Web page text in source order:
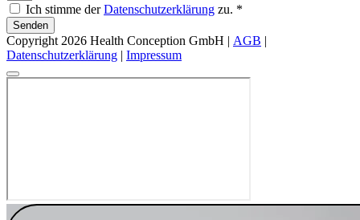
Ich stimme derDatenschutzerklärung zu. *
Senden
Copyright 2026 Health Conception GmbH | AGB |
Datenschutzerklärung | Impressum